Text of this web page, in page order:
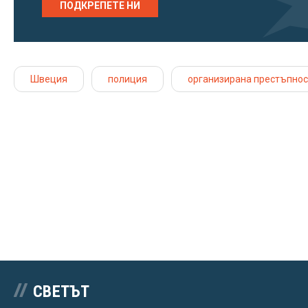
ПОДКРЕПЕТЕ НИ
Швеция полиция организирана
СВЕТЪТ